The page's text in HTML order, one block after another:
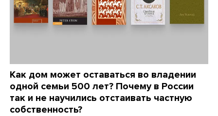
Как дом может оставаться во владении
одной семьи 500 лет? Почему в России
так и не научились отстаивать частную
собственность?